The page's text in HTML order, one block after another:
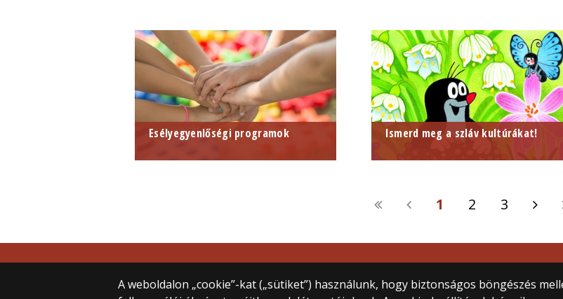
Esélyegyenlőségi programok Ismerd meg a szláv kultúrákat!
1 2 3
A weboldalon „cookie”-kat („sütiket”) használunk, hogy biztonságos böngészés
© 2025 Eötvös Loránd Tudományegyetem
Minden jog fenntartva.
1053 Budapest, Egyetem tér 1–3.